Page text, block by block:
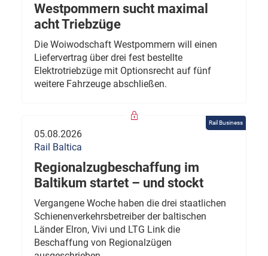
Westpommern sucht maximal
acht Triebzüge
Die Woiwodschaft Westpommern will einen
Liefervertrag über drei fest bestellte
Elektrotriebzüge mit Optionsrecht auf fünf
weitere Fahrzeuge abschließen.
Rail Business
05.08.2026
Rail Baltica
Regionalzugbeschaffung im
Baltikum startet – und stockt
Vergangene Woche haben die drei staatlichen
Schienenverkehrsbetreiber der baltischen
Länder Elron, Vivi und LTG Link die
Beschaffung von Regionalzügen